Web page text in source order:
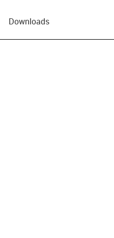
Downloads